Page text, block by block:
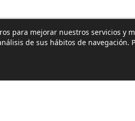
para mejorar nuestros servicios y
de sus hábitos de navegación.